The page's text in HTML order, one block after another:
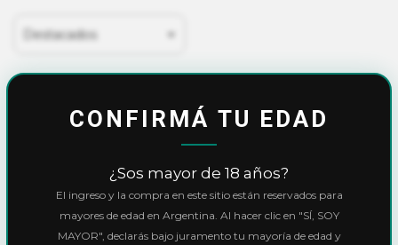
CONFIRMÁ TU EDAD
¿Sos mayor de 18 años?
El ingreso y la compra en este sitio están reservados para
mayores de edad en Argentina. Al hacer clic en "SÍ, SOY
MAYOR", declarás bajo juramento tu mayoría de edad y